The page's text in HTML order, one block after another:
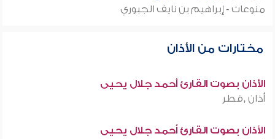
منوعات - إبراهيم بن نايف الجبوري
مختارات من الأذان
الأذان بصوت القارئ أحمد جلال يحيى
أذان ,قطر
الأذان بصوت القارئ أحمد جلال يحيى